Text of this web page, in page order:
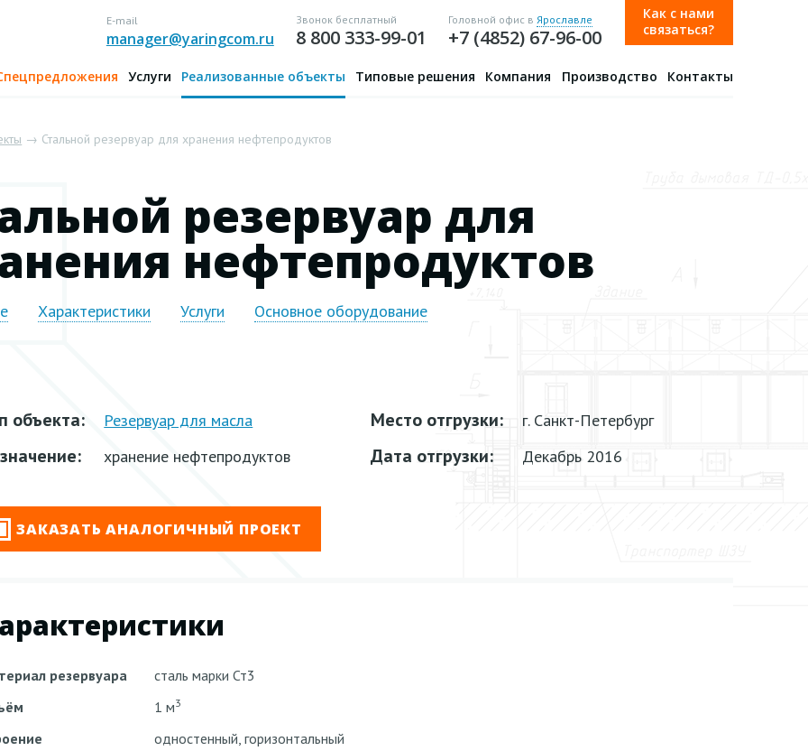
E-mail
manager@yaringcom.ru
Звонок бесплатный
8 800 333-99-01
Головной офис в Ярославле
+7 (4852) 67-96-00
Как с нами
связаться?
Услуги Реализованные объекты Типовые решения Компания Производство Контакты
→ Стальной резервуар для хранения нефтепродуктов
резервуар для
нефтепродуктов
Характеристики Услуги Основное оборудование
объекта: Резервуар для масла
хранение нефтепродуктов
Место отгрузки: г. Санкт-Петербург
Дата отгрузки: Декабрь 2016
ЗАКАЗАТЬ АНАЛОГИЧНЫЙ ПРОЕКТ
резервуара
сталь марки Ст3
1 м3
одностенный, горизонтальный